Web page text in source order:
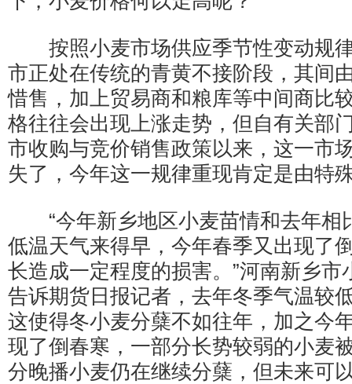
按照小麦市场供应季节性变动规
市正处在传统的青黄不接阶段，其间
惜售，加上贸易商和粮库等中间商比
格往往会出现上涨走势，但自有关部
市收购与竞价销售政策以来，这一市
失了，今年这一规律重现肯定是由特
“今年新乡地区小麦苗情和去年相
低温天气来得早，今年春季又出现了
长造成一定程度的损害。”河南新乡市
告诉期货日报记者，去年冬季气温较
这使得冬小麦分蘖不如往年，加之今
现了倒春寒，一部分长势较弱的小麦
分晚播小麦仍在继续分蘖，但未来可